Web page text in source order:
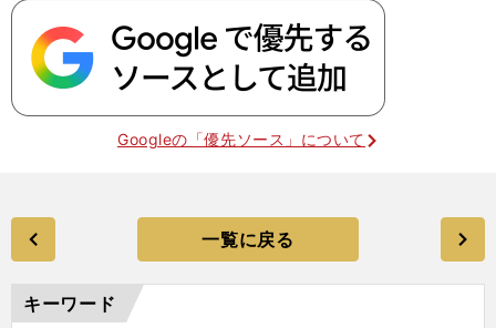
Googleの「優先ソース」について
一覧に戻る
キーワード